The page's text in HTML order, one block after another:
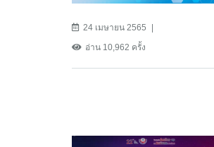
24 เมษายน 2565
อ่าน 10,962 ครั้ง